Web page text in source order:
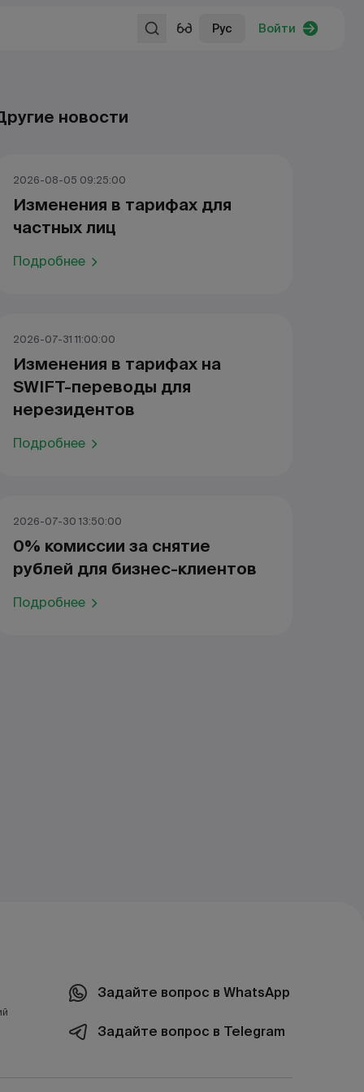
Рус Войти
новости
2026-08-05 09:25:00
Изменения в тарифах для
частных лиц
Подробнее
2026-07-31 11:00:00
Изменения в тарифах на
SWIFT-переводы для
нерезидентов
Подробнее
2026-07-30 13:50:00
0% комиссии за снятие
рублей для бизнес-клиентов
Подробнее
Задайте вопрос в WhatsApp
Задайте вопрос в Telegram